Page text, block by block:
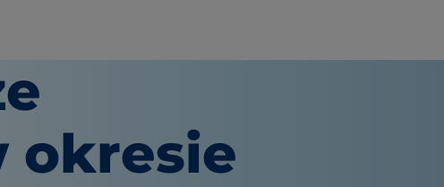
okresie